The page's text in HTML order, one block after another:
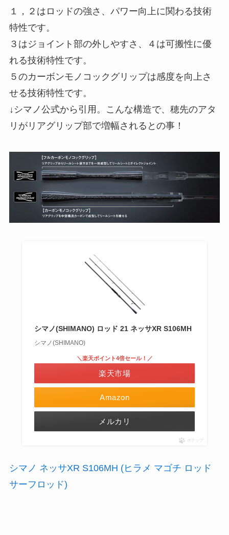
１，２はロッドの強さ、パワー向上に関わる技術
特性です。
３はジョイント部の外しやすさ、４は可搬性に優
れる技術特性です。
５のカーボンモノコックグリップは感度を向上さ
せる技術特性です。
↓シマノ公式から引用。こんな構造で、穂先のアタ
リがリアグリップ部で増幅されるとの事！
シマノ(SHIMANO) ロッド 21 ネッサXR S106MH
シマノ(SHIMANO)
Amazon
＼楽天ポイント4倍セール！／
楽天市場
メルカリ
ポチップ
シマノ ネッサXR S106MH (ヒラメ マゴチ ロッド
サーフロッド)